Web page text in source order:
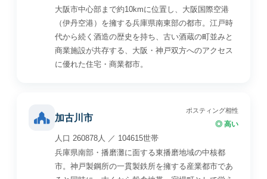
大阪市中心部まで約10kmに位置し、大阪国際空港
（伊丹空港）を擁する兵庫県南東部の都市。江戸時
代から続く酒造の歴史を持ち、古い酒蔵の町並みと
商業施設が共存する、大阪・神戸双方へのアクセス
に優れた住宅・商業都市。
加古川市
ポスティング相性
◎ 高い
人口 260878人 ／ 104615世帯
兵庫県南部・播磨灘に面する東播磨地域の中核都
市。神戸製鋼所の一貫製鉄所を擁する産業都市であ